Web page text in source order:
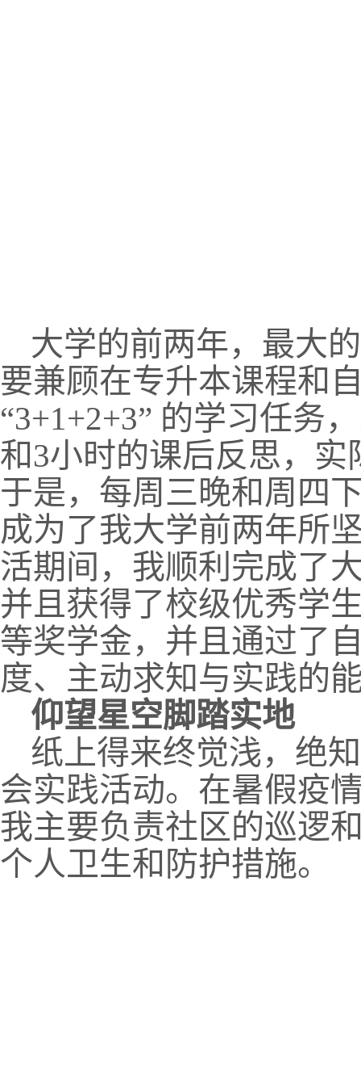
大学的前两年，最大
要兼顾在专升本课程和
“3+1+2+3” 的学习任务
和3小时的课后反思，
于是，每周三晚和周四
成为了我大学前两年所
活期间，我顺利完成了
并且获得了校级优秀学
等奖学金，并且通过了
度、主动求知与实践的
仰望星空脚踏实地
纸上得来终觉浅，绝
会实践活动。在暑假疫
我主要负责社区的巡逻
个人卫生和防护措施。